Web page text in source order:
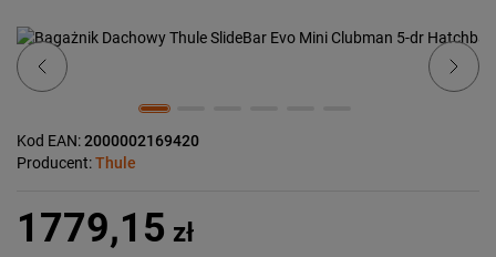
Previous Next
Kod EAN:2000002169420
Producent:Thule
1779,15 zł